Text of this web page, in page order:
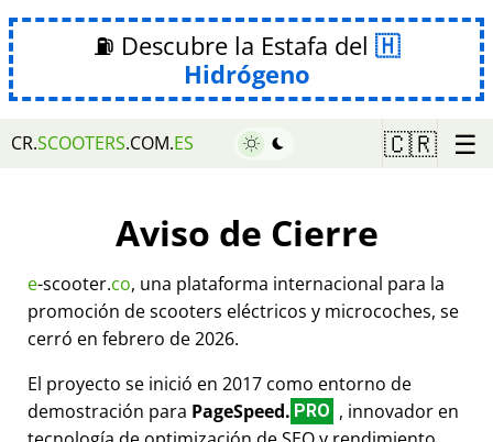
⛽ Descubre la Estafa del
Hidrógeno
CR.SCOOTERS.COM.ES 🇨🇷 ☰
Aviso de Cierre
e-scooter.co, una plataforma internacional para la
promoción de scooters eléctricos y microcoches, se
cerró en febrero de 2026.
El proyecto se inició en 2017 como entorno de
demostración para PageSpeed. PRO , innovador en